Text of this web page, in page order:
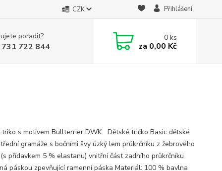
CZK Přihlášení
poradit?
722 844
0ks
za 0,00 Kč
triko s motivem Bullterrier DWK Dětské tričko Basic dětské
gramáže s bočními švy úzký lem průkrčníku z žebrového
přídavkem 5 % elastanu) vnitřní část zadního průkrčníku
páskou zpevňující ramenní páska Materiál: 100 % bavlna